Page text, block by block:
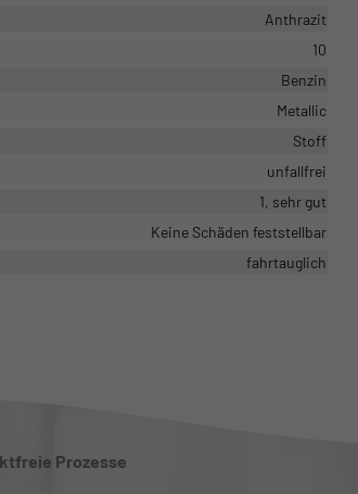
Anthrazit
10
Benzin
Metallic
Stoff
unfallfrei
1, sehr gut
Keine Schäden feststellbar
fahrtauglich
Prozesse